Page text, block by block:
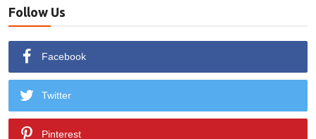
Follow Us
Facebook
Twitter
Pinterest